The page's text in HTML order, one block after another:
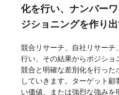
化を行い、ナンバー
ジショニングを作り
競合リサーチ、自社リサーチ
行い、その結果からポジショ
競合と明確な差別化を行った
していきます。ターゲット
い価値、または強烈な強みを